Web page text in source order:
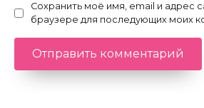
Сохранить моё имя, email и адрес
браузере для последующих моих